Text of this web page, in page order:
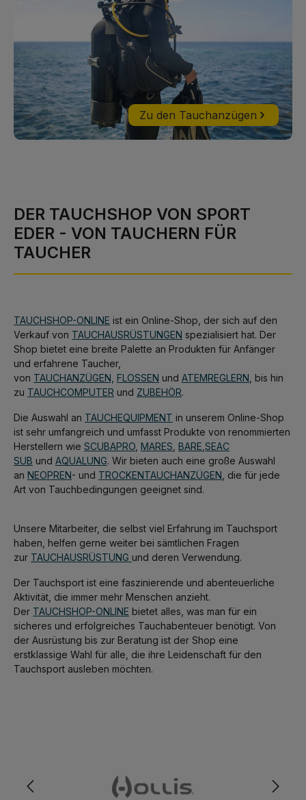
Schlaufe, um den Bund an Board Shorts oder Badehose zu
befestigen. Ein kleiner Kragen schützt den Nacken beim
Schnorcheln und Tauchen in warmen Gewässern vor
Scheuerstellen und wenn das Rashguard als Unterzieher dient,
verhindert es Wärmeverluste am Hals. Neue Drucke und
Textilien mit Aufsehen erregenden Farbverläufen. Farbe:
navyblau
Zu den Tauchanzügen
DER TAUCHSHOP VON SPORT
EDER - VON TAUCHERN FÜR
TAUCHER
TAUCHSHOP-ONLINE ist ein Online-Shop, der sich auf den
Verkauf von TAUCHAUSRÜSTUNGEN spezialisiert hat. Der
Shop bietet eine breite Palette an Produkten für Anfänger
und erfahrene Taucher,
von TAUCHANZÜGEN, FLOSSEN und ATEMREGLERN , bis hin
zu TAUCHCOMPUTER und ZUBEHÖR.
Die Auswahl an TAUCHEQUIPMENT in unserem Online-Shop
ist sehr umfangreich und umfasst Produkte von renommierten
Herstellern wie SCUBAPRO MARES BARE SEAC
SUB und AQUALUNG. Wir bieten auch eine große Auswahl
an NEOPREN- und TROCKENTAUCHANZÜGEN , die für jede
Art von Tauchbedingungen geeignet sind.
Unsere Mitarbeiter, die selbst viel Erfahrung im Tauchsport
haben, helfen gerne weiter bei sämtlichen Fragen
zur TAUCHAUSRÜSTUNG und deren Verwendung.
Der Tauchsport ist eine faszinierende und abenteuerliche
Aktivität, die immer mehr Menschen anzieht.
Der TAUCHSHOP-ONLINE bietet alles, was man für ein
sicheres und erfolgreiches Tauchabenteuer benötigt. Von
der Ausrüstung bis zur Beratung ist der Shop eine
erstklassige Wahl für alle, die ihre Leidenschaft für den
Tauchsport ausleben möchten.